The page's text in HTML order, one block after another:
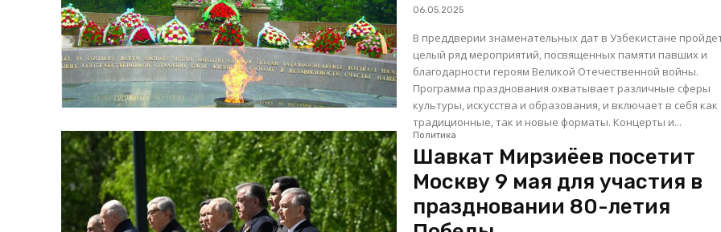
06.05.2025
В преддверии знаменательных дат в Узбекистане
целый ряд мероприятий, посвященных памяти павших и
благодарности героям Великой Отечественной войны.
Программа празднования охватывает различные сферы
культуры, искусства и образования, и включает в себя как
традиционные, так и новые форматы. Концерты и...
Политика
Шавкат Мирзиёев посетит
Москву 9 мая для участия в
праздновании 80-летия